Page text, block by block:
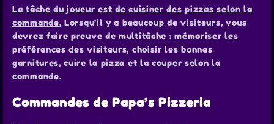
La tâche du joueur est de cuisiner des pizzas selon la
commande. Lorsqu’il y a beaucoup de visiteurs, vous
devrez faire preuve de multitâche : mémoriser les
préférences des visiteurs, choisir les bonnes
garnitures, cuire la pizza et la couper selon la
commande.
Commandes de Papa’s Pizzeria